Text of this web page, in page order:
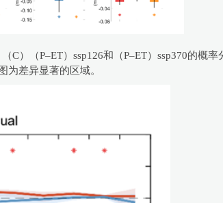
C）（P–ET）ssp126和（P–ET）ssp370的概
为差异显著的区域。